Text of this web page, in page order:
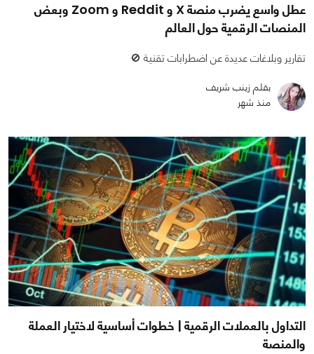
عطل واسع يضرب منصة X و Reddit و Zoom وبعض
المنصات الرقمية حول العالم
تقارير وبلاغات عديدة عن اضطرابات تقنية 🚫
بقلم زينب شريف
منذ شهر
التداول بالعملات الرقمية | خطوات أساسية لاختيار العملة
والمنصة